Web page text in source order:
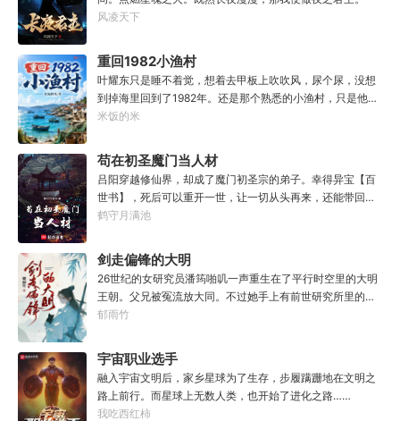
量：5】【敏捷：5（+1）】【体质：5】【智力：7】【感
知：5】【魅力：5】......于是，他看向那些强大或变异怪物
和希冀......请问，哪里有巨龙啊？那个.......邪神算不算怪物？
风凌天下
重回1982小渔村
叶耀东只是睡不着觉，想着去甲板上吹吹风，尿个尿，没想
到掉海里回到了1982年。还是那个熟悉的小渔村，只是他已
经不是年轻时候的他了。混账了半辈子，这回他想好好来过
他也没什么大理想大志向，只想挽回遗憾，跟老婆好好过日
子，一家子平安喜乐就好。
米饭的米
苟在初圣魔门当人材
吕阳穿越修仙界，却成了魔门初圣宗的弟子。幸得异宝【百
世书】，死后可以重开一世，让一切从头再来，还能带回前
世的宝物，修为，寿命，甚至觉醒特殊的天赋。奈何次数有
定先在魔门苟住，一世世苦修，不成仙不出山，奈何魔门凶
险异常，遍地都是人材。第一世，吕阳惨遭师姐暗算。第二
世，好不容易反杀师姐，又遭师兄毒手。第三世，第四
世……直到百世之后，再回首，吕阳才发现自己已经成为了
一代魔道巨擘，初圣宗里最畜生的那一个。“魔门个个都是人
鹤守月满池
剑走偏锋的大明
26世纪的女研究员潘筠啪叽一声重生在了平行时空里的大明
王朝。父兄被冤流放大同。不过她手上有前世研究所里的镇
馆神器——灵境！为救家人，潘筠化身道观小道士，仗剑提
度牒。潘筠大剑拍上去：闭嘴，信不信扣你鱼仔。
郁雨竹
宇宙职业选手
融入宇宙文明后，家乡星球为了生存，步履蹒跚地在文明之
路上前行。而星球上无数人类，也开始了进化之路……
我吃西红柿